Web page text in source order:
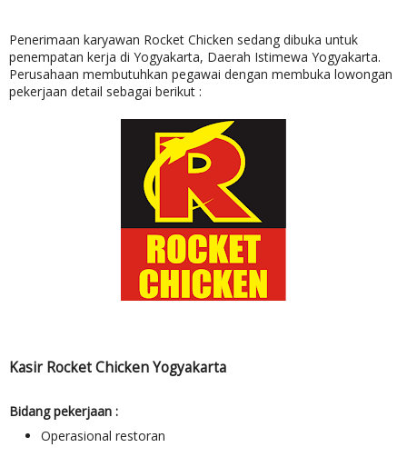
Penerimaan karyawan Rocket Chicken sedang dibuka untuk
penempatan kerja di Yogyakarta, Daerah Istimewa Yogyakarta.
Perusahaan membutuhkan pegawai dengan membuka lowongan
pekerjaan detail sebagai berikut :
Kasir Rocket Chicken Yogyakarta
Bidang pekerjaan :
Operasional restoran